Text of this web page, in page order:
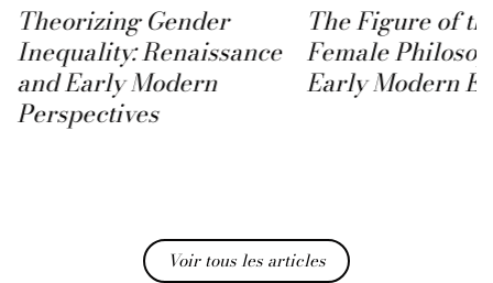
Theorizing Gender
Inequality: Renaissance
and Early Modern
Perspectives
The Figure of
Female
Early Modern
Voir tous les articles